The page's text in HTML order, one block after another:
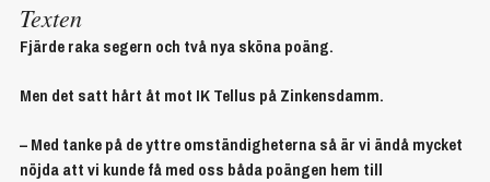
Texten
Fjärde raka segern och två nya sköna poäng.
Men det satt hårt åt mot IK Tellus på Zinkensdamm.
– Med tanke på de yttre omständigheterna så är vi ändå mycket
nöjda att vi kunde få med oss båda poängen hem till